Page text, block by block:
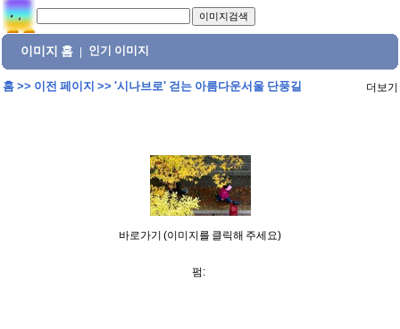
이미지 홈 인기 이미지
홈>> 이전 페이지 >> '시나브로' 걷는 아름다운서울 단풍길 더보기
바로가기 (이미지를 클릭해 주세요)
펌: